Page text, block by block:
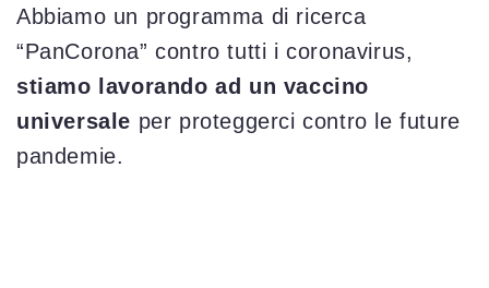
Abbiamo un programma di ricerca
“PanCorona” contro tutti i coronavirus,
stiamo lavorando ad un vaccino
universale per proteggerci contro le future
pandemie.